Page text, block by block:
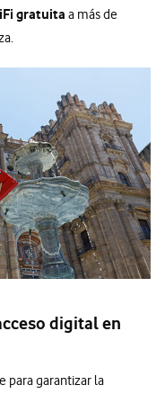
gratuita a más de
digital en
para garantizar la